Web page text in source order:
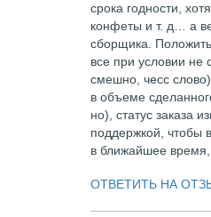
срока годности,
конфеты и т. д… а
сборщика.
все при условии не
смешно, чесс
в объеме
но), статус заказа
поддержкой, чтобы
в ближайшее время,
ОТВЕТИТЬ НА